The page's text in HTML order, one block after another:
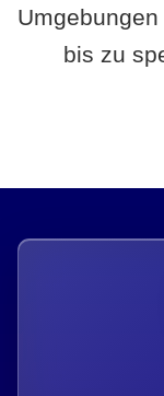
bis zu